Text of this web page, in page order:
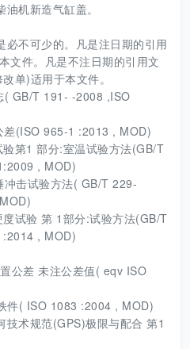
机新造气缸盖。
必不可少的。凡是注日期的引用
文件。凡是不注日期的引用文
单)适用于本文件。
( GB/T 191- -2008 ,ISO
(ISO 965-1 :2013 , MOD)
第1 部分:室温试验方法(GB/T
, MOD)
击试验方法( GB/T 229-
试验 第 1部分:试验方法(GB/T
, MOD)
公差 未注公差值( eqv ISO
件( ISO 1083 :2004 , MOD)
术规范(GPS)极限与配合 第1